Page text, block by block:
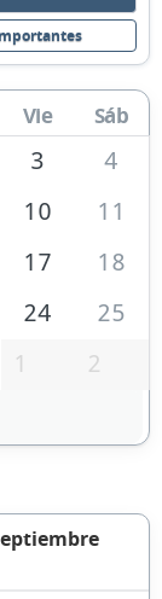
Vie Sáb
3
4
10
11
17
18
24
25
1 2